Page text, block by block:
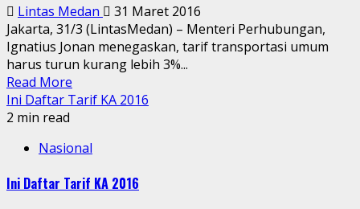
Lintas Medan
31 Maret 2016
Jakarta, 31/3 (LintasMedan) – Menteri Perhubungan,
Ignatius Jonan menegaskan, tarif transportasi umum
harus turun kurang lebih 3%...
Read More
Ini Daftar Tarif KA 2016
2 min read
Nasional
Ini Daftar Tarif KA 2016